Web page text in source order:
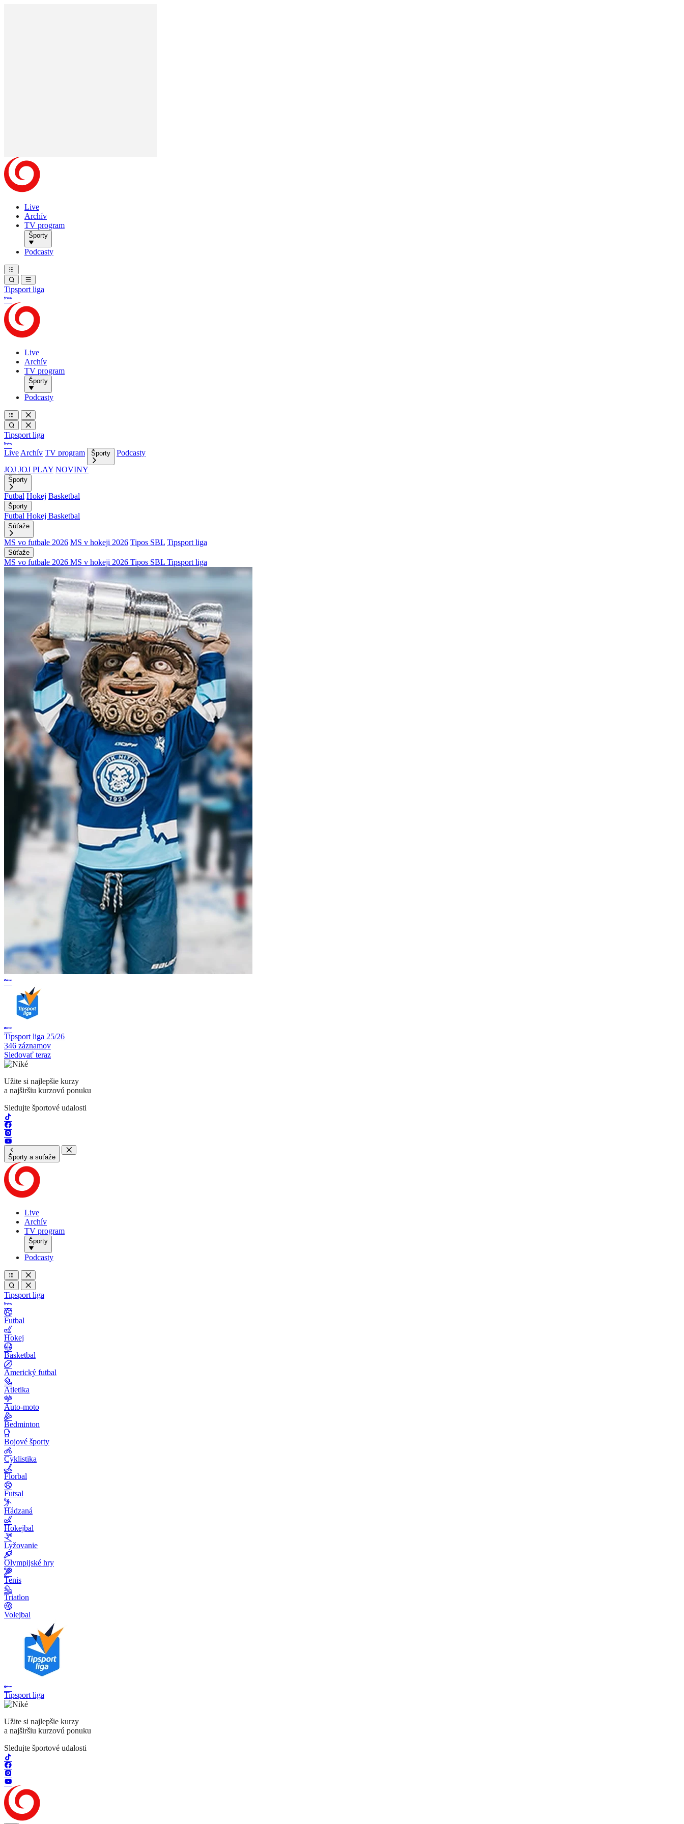
Live
Archív
TV program
Športy
Podcasty
Tipsport liga
Live
Archív
TV program
Športy
Podcasty
Tipsport liga
Live Archív TV program Športy
Podcasty
JOJ JOJ PLAY NOVINY
Športy
Futbal Hokej Basketbal
Športy
Futbal Hokej Basketbal
Súťaže
MS vo futbale 2026 MS v hokeji 2026 Tipos SBL Tipsport liga
Súťaže
MS vo futbale 2026 MS v hokeji 2026 Tipos SBL Tipsport liga
Tipsport liga 25/26
346 záznamov
Sledovať teraz
Užite si najlepšie kurzy
a najširšiu kurzovú ponuku
Sledujte športové udalosti
Športy a suťaže
Live
Archív
TV program
Športy
Podcasty
Tipsport liga
Futbal
Hokej
Basketbal
Americký futbal
Atletika
Auto-moto
Bedminton
Bojové športy
Cyklistika
Florbal
Futsal
Hádzaná
Hokejbal
Lyžovanie
Olympijské hry
Tenis
Triatlon
Volejbal
Tipsport liga
Užite si najlepšie kurzy
a najširšiu kurzovú ponuku
Sledujte športové udalosti